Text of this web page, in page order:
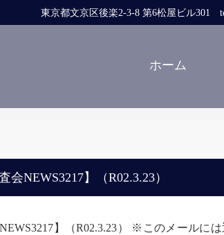
東京都文京区後楽2-3-8 第6松屋ビル301
ホーム
会NEWS3217】（R02.3.23）
NEWS3217】（R02.3.23） ※このメールに